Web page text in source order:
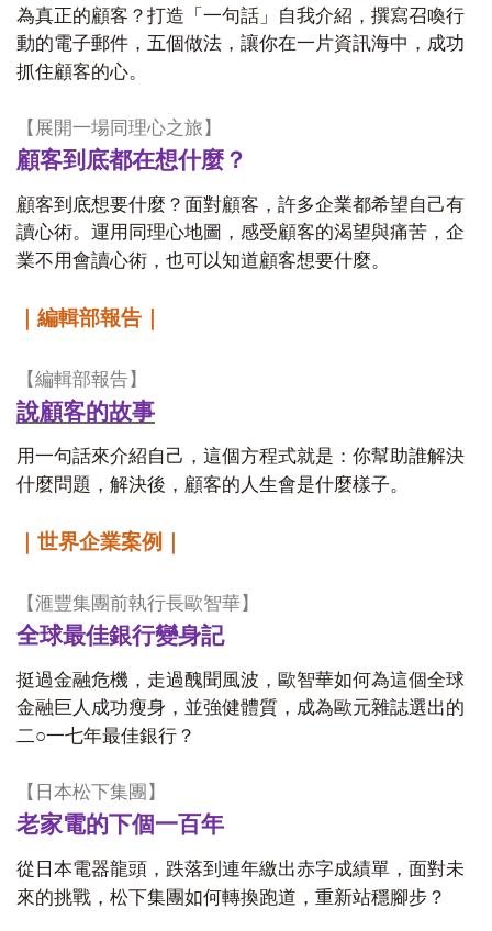
為真正的顧客？打造「一句話」自我介紹，撰寫召喚行
動的電子郵件，五個做法，讓你在一片資訊海中，成功
抓住顧客的心。
【展開一場同理心之旅】
顧客到底都在想什麼？
顧客到底想要什麼？面對顧客，許多企業都希望自己有
讀心術。運用同理心地圖，感受顧客的渴望與痛苦，企
業不用會讀心術，也可以知道顧客想要什麼。
｜編輯部報告｜
【編輯部報告】
說顧客的故事
用一句話來介紹自己，這個方程式就是：你幫助誰解決
什麼問題，解決後，顧客的人生會是什麼樣子。
｜世界企業案例｜
【滙豐集團前執行長歐智華】
全球最佳銀行變身記
挺過金融危機，走過醜聞風波，歐智華如何為這個全球
金融巨人成功瘦身，並強健體質，成為歐元雜誌選出的
二○一七年最佳銀行？
【日本松下集團】
老家電的下個一百年
從日本電器龍頭，跌落到連年繳出赤字成績單，面對未
來的挑戰，松下集團如何轉換跑道，重新站穩腳步？